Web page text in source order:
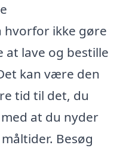
hvorfor ikke gøre
lave og bestille
kan være den
tid til det, du
at du nyder
Besøg